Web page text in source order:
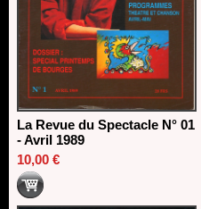
La Revue du Spectacle N° 01
- Avril 1989
10,00 €